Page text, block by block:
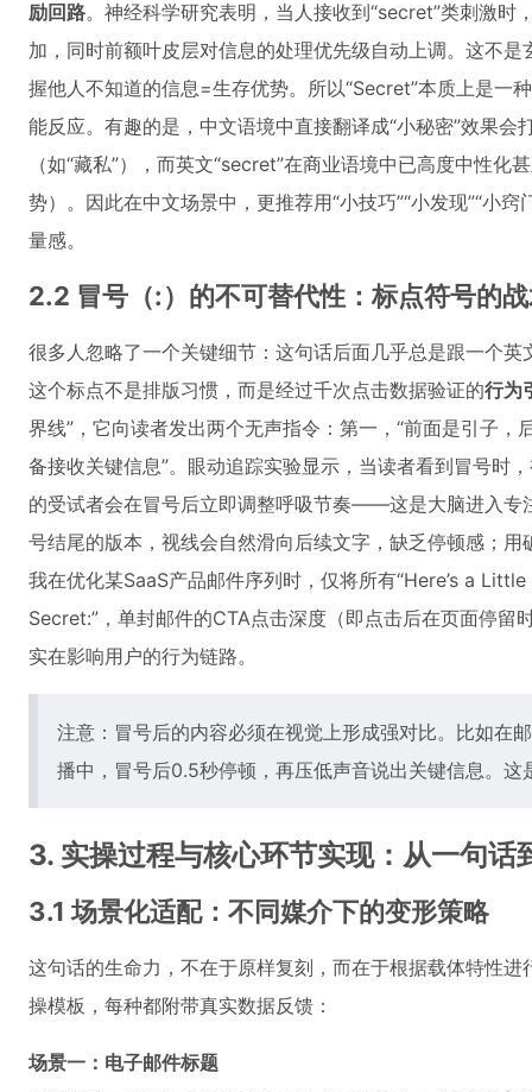
励回路。神经科学研究表明，当人接收到“secret”类刺激时
加，同时前额叶皮层对信息的处理优先级自动上调。这不
握他人不知道的信息=生存优势。所以“Secret”本质上是一种
能反应。有趣的是，中文语境中直接翻译成“小秘密”效果会
（如“藏私”），而英文“secret”在商业语境中已高度中性
势）。因此在中文场景中，更推荐用“小技巧”“小发现”“小
量感。
2.2 冒号（:）的不可替代性：标点符号的
很多人忽略了一个关键细节：这句话后面几乎总是跟一个
这个标点不是排版习惯，而是经过千次点击数据验证的行为
界线”，它向读者发出两个无声指令：第一，“前面是引子，
备接收关键信息”。眼动追踪实验显示，当读者看到冒号时
的受试者会在冒号后立即调整呼吸节奏——这是大脑进入专
号结尾的版本，视线会自然滑向后续文字，缺乏停顿感；
我在优化某SaaS产品邮件序列时，仅将所有“Here’s a
Secret:”，单封邮件的CTA点击深度（即点击后在页面停留
实在影响用户的行为链路。
注意：冒号后的内容必须在视觉上形成强对比。比如在
播中，冒号后0.5秒停顿，再压低声音说出关键信息。这
3. 实操过程与核心环节实现：从一句话
3.1 场景化适配：不同媒介下的变形策略
这句话的生命力，不在于原样复刻，而在于根据载体特性
操模板，每种都附带真实数据反馈：
场景一：电子邮件标题